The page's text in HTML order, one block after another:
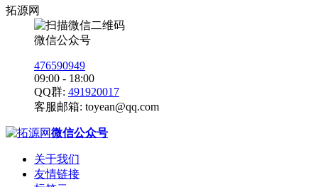
拓源网
微信公众号
476590949
09:00 - 18:00
QQ群: 491920017
客服邮箱: toyean@qq.com
微信公众号
关于我们
友情链接